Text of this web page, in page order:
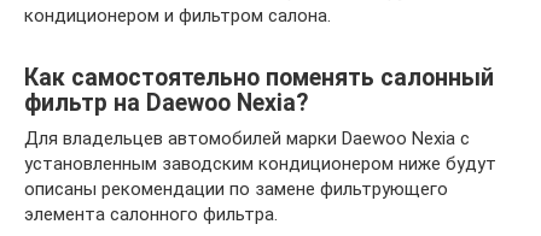
кондиционером и фильтром салона.
Как самостоятельно поменять салонный
фильтр на Daewoo Nexia?
Для владельцев автомобилей марки Daewoo Nexia с
установленным заводским кондиционером ниже будут
описаны рекомендации по замене фильтрующего
элемента салонного фильтра.